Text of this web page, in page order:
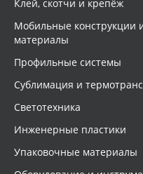
Клей, скотчи и крепёж
Мобильные конструкции
материалы
Профильные системы
Сублимация и
Светотехника
Инженерные пластики
Упаковочные материалы